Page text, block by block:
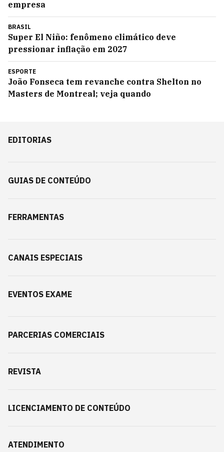
empresa
BRASIL
Super El Niño: fenômeno climático deve
pressionar inflação em 2027
ESPORTE
João Fonseca tem revanche contra Shelton no
Masters de Montreal; veja quando
EDITORIAS
GUIAS DE CONTEÚDO
FERRAMENTAS
CANAIS ESPECIAIS
EVENTOS EXAME
PARCERIAS COMERCIAIS
REVISTA
LICENCIAMENTO DE CONTEÚDO
ATENDIMENTO